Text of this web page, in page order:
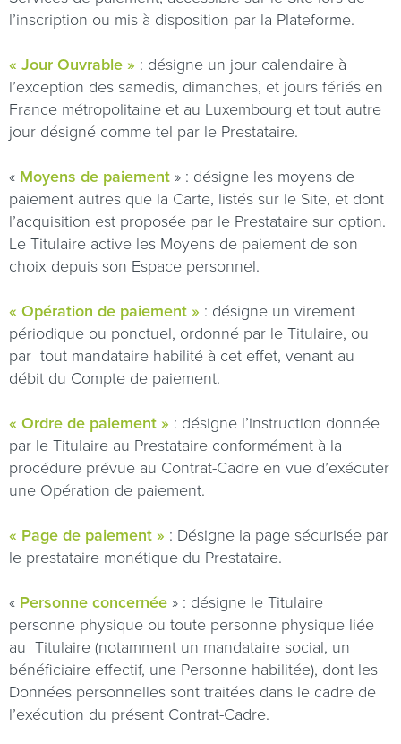
l’inscription ou mis à disposition par la Plateforme.
« Jour Ouvrable » : désigne un jour calendaire à
l’exception des samedis, dimanches, et jours fériés en
France métropolitaine et au Luxembourg et tout autre
jour désigné comme tel par le Prestataire.
« Moyens de paiement» : désigne les moyens de
paiement autres que la Carte, listés sur le Site, et dont
l’acquisition est proposée par le Prestataire sur option.
Le Titulaire active les Moyens de paiement de son
choix depuis son Espace personnel.
« Opération de paiement » : désigne un virement
périodique ou ponctuel, ordonné par le Titulaire, ou
par tout mandataire habilité à cet effet, venant au
débit du Compte de paiement.
« Ordre de paiement » : désigne l’instruction donnée
par le Titulaire au Prestataire conformément à la
procédure prévue au Contrat-Cadre en vue d’exécuter
une Opération de paiement.
« Page de paiement » : Désigne la page sécurisée par
le prestataire monétique du Prestataire.
« Personne concernée» : désigne le Titulaire
personne physique ou toute personne physique liée
au Titulaire (notamment un mandataire social, un
bénéficiaire effectif, une Personne habilitée), dont les
Données personnelles sont traitées dans le cadre de
l’exécution du présent Contrat-Cadre.